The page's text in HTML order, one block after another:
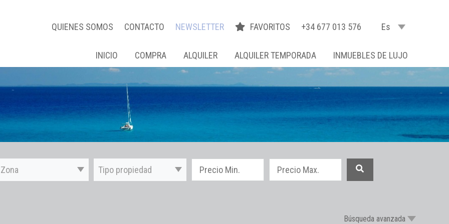
QUIENES SOMOS CONTACTO NEWSLETTER FAVORITOS +34 677 013 576 Es
INICIO COMPRA ALQUILER ALQUILER TEMPORADA INMUEBLES DE LUJO
Zona Tipo propiedad
Búsqueda avanzada